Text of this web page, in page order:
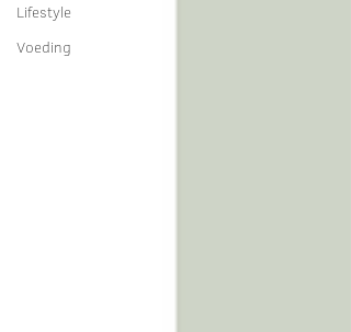
Lifestyle
Voeding